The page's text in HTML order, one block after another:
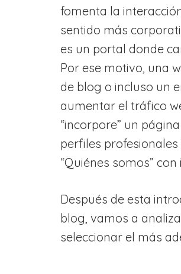
fomenta la
sentido más
es un portal donde
Por ese motivo, una
de blog o incluso un
aumentar el tráfico
“incorpore” un
perfiles
“Quiénes somos”
Después de esta
blog, vamos a
seleccionar el más